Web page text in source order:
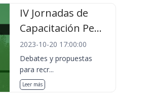
IV Jornadas de
Capacitación Pe...
2023-10-20 17:00:00
Debates y propuestas
para recr...
Leer más